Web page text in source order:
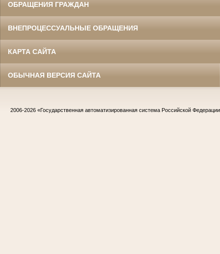
ОБРАЩЕНИЯ ГРАЖДАН
ВНЕПРОЦЕССУАЛЬНЫЕ ОБРАЩЕНИЯ
КАРТА САЙТА
ОБЫЧНАЯ ВЕРСИЯ САЙТА
2006-2026 «Государственная автоматизированная система Российской